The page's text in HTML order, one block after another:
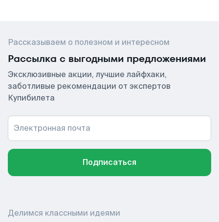
Рассказываем о полезном и интересном
Рассылка с выгодными предложениями
Эксклюзивные акции, лучшие лайфхаки,
заботливые рекомендации от экспертов
Купибилета
Электронная почта
Подписаться
Делимся классными идеями